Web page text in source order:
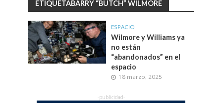
ETIQUETABARRY “BUTCH” WILMORE
ESPACIO
Wilmore y Williams ya
no están
“abandonados” en el
espacio
18 marzo, 2025